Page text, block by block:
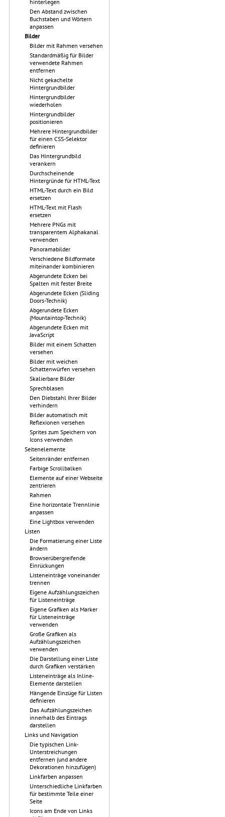
hinterlegen
Den Abstand zwischen
Buchstaben und Wörtern
anpassen
Bilder
Bilder mit Rahmen versehen
Standardmäßig für Bilder
verwendete Rahmen
entfernen
Nicht gekachelte
Hintergrundbilder
Hintergrundbilder
wiederholen
Hintergrundbilder
positionieren
Mehrere Hintergrundbilder
für einen CSS-Selektor
definieren
Das Hintergrundbild
verankern
Durchscheinende
Hintergründe für HTML-Text
HTML-Text durch ein Bild
ersetzen
HTML-Text mit Flash
ersetzen
Mehrere PNGs mit
transparentem Alphakanal
verwenden
Panoramabilder
Verschiedene Bildformate
miteinander kombinieren
Abgerundete Ecken bei
Spalten mit fester Breite
Abgerundete Ecken (Sliding
Doors-Technik)
Abgerundete Ecken
(Mountaintop-Technik)
Abgerundete Ecken mit
JavaScript
Bilder mit einem Schatten
versehen
Bilder mit weichen
Schattenwürfen versehen
Skalierbare Bilder
Sprechblasen
Den Diebstahl Ihrer Bilder
verhindern
Bilder automatisch mit
Reflexionen versehen
Sprites zum Speichern von
Icons verwenden
Seitenelemente
Seitenränder entfernen
Farbige Scrollbalken
Elemente auf einer Webseite
zentrieren
Rahmen
Eine horizontale Trennlinie
anpassen
Eine Lightbox verwenden
Listen
Die Formatierung einer Liste
ändern
Browserübergreifende
Einrückungen
Listeneinträge voneinander
trennen
Eigene Aufzählungszeichen
für Listeneinträge
Eigene Grafiken als Marker
für Listeneinträge
verwenden
Große Grafiken als
Aufzählungszeichen
verwenden
Die Darstellung einer Liste
durch Grafiken verstärken
Listeneinträge als Inline-
Elemente darstellen
Hängende Einzüge für Listen
definieren
Das Aufzählungszeichen
innerhalb des Eintrags
darstellen
Links und Navigation
Die typischen Link-
Unterstreichungen
entfernen (und andere
Dekorationen hinzufügen)
Linkfarben anpassen
Unterschiedliche Linkfarben
für bestimmte Teile einer
Seite
Icons am Ende von Links